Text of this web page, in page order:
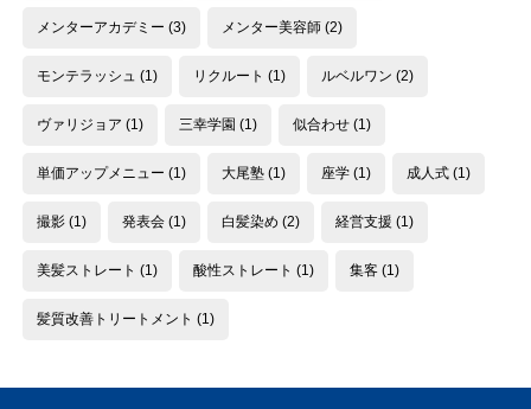
メンターアカデミー (3) メンター美容師 (2)
モンテラッシュ (1) リクルート (1) ルベルワン (2)
ヴァリジョア (1) 三幸学園 (1) 似合わせ (1)
単価アップメニュー (1) 大尾塾 (1) 座学 (1) 成人式 (1)
撮影 (1) 発表会 (1) 白髪染め (2) 経営支援 (1)
美髪ストレート (1) 酸性ストレート (1) 集客 (1)
髪質改善トリートメント (1)